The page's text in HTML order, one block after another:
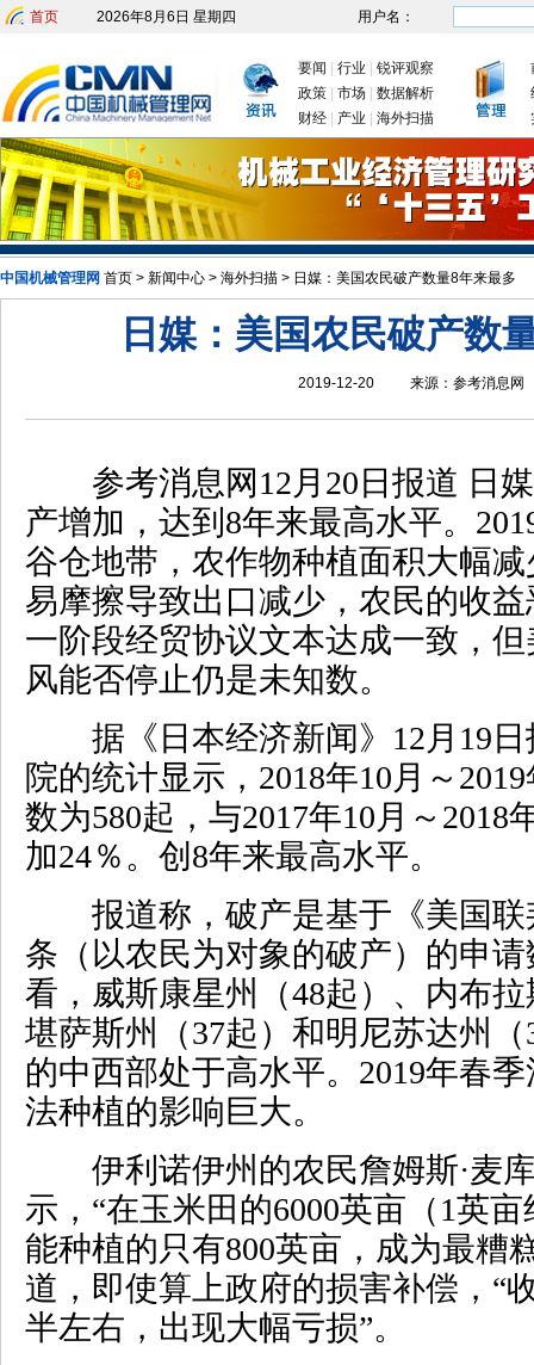
首页 2026年8月6日 星期四 用户名：
要闻 行业
锐评观察
政策
市场
数据解析
财经
产业 海外扫描
中国机械管理网 首页 > 新闻中心 > 海外扫描 > 日媒：美国农民破产数量8年来最多
发改委：九大举措有序推
日媒：美国农民破产数
2019-12-20 来源： 参考消息网
参考消息网12月20日报道 日媒
产增加，达到8年来最高水平。
谷仓地带，农作物种植面积大幅
易摩擦导致出口减少，农民的收
一阶段经贸协议文本达成一致，
风能否停止仍是未知数。
据《日本经济新闻》12月19日
院的统计显示，2018年10月～
数为580起，与2017年10月～2018
加24％。创8年来最高水平。
报道称，破产是基于《美国联
条（以农民为对象的破产）的申
看，威斯康星州（48起）、内布
堪萨斯州（37起）和明尼苏达州
的中西部处于高水平。2019年春
法种植的影响巨大。
伊利诺伊州的农民詹姆斯·麦
示，“在玉米田的6000英亩（1英
能种植的只有800英亩，成为最糟
道，即使算上政府的损害补偿，“
半左右，出现大幅亏损”。